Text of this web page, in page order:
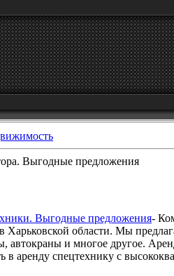
Выгодные предложения
Выгодные предложения-
области. Мы
автокраны и многое другое.
в аренду спецтехнику с